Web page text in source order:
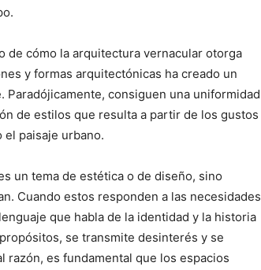
de cómo la arquitectura vernacular otorga
y formas arquitectónicas ha creado un
consiguen una uniformidad
de estilos que resulta a partir de los gustos
paisaje urbano.
un tema de estética o de diseño, sino
Cuando estos responden a las necesidades
que habla de la identidad y la historia
se transmite desinterés y se
razón, es fundamental que los espacios